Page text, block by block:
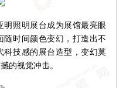
照明展台成为展馆最亮眼
随时间颜色变幻，打造出不
科技感的展台造型，变幻莫
的视觉冲击。